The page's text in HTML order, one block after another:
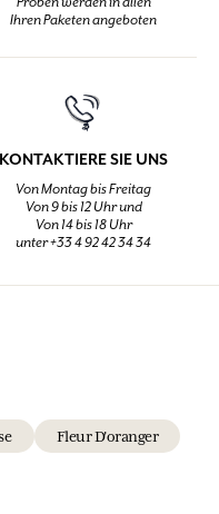
Ihren Paketen angeboten
KONTAKTIERE SIE UNS
Von Montag bis Freitag
Von 9 bis 12 Uhr und
Von 14 bis 18 Uhr
unter +33 4 92 42 34 34
Fleur D'oranger